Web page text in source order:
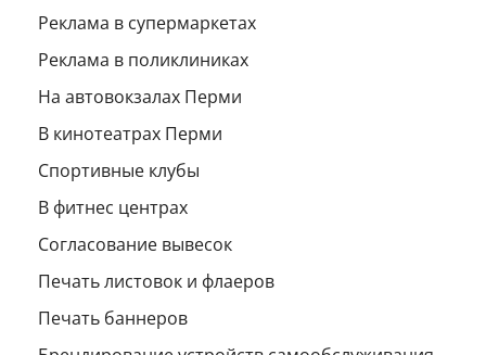
Реклама в супермаркетах
Реклама в поликлиниках
На автовокзалах Перми
В кинотеатрах Перми
Спортивные клубы
В фитнес центрах
Согласование вывесок
Печать листовок и флаеров
Печать баннеров